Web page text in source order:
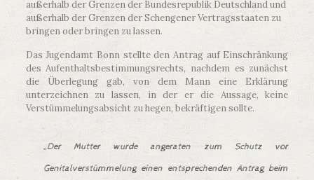
außerhalb der Grenzen der Bundesrepublik Deutschland und
außerhalb der Grenzen der Schengener Vertragsstaaten zu
bringen oder bringen zu lassen.
Das Jugendamt Bonn stellte den Antrag auf Einschränkung
des Aufenthaltsbestimmungsrechts, nachdem es zunächst
die Überlegung gab, von dem Mann eine Erklärung
unterzeichnen zu lassen, in der er die Aussage, keine
Verstümmelungsabsicht zu hegen, bekräftigen sollte.
„Der Mutter wurde angeraten zum Schutz vor
Genitalverstümmelung einen entsprechenden Antrag beim